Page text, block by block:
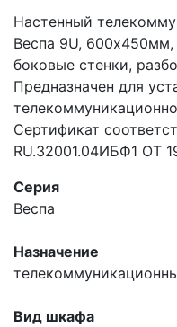
Настенный
Веспа 9U,
боковые стенки,
Предназначен для
Сертификат
RU.32001.04ИБФ1 ОТ
Серия
Веспа
Назначение
Вид шкафа